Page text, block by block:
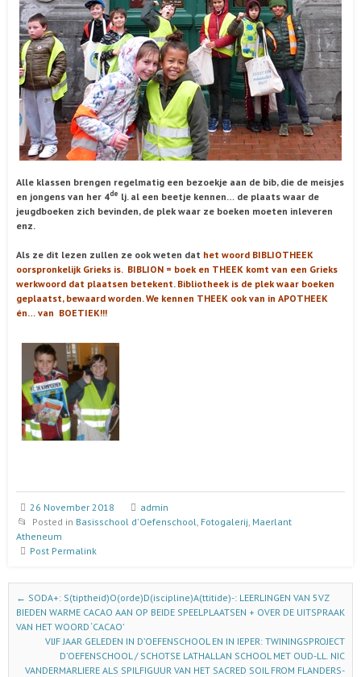
Alle klassen brengen regelmatig een bezoekje aan de bib, die de meisjes
en jongens van her 4de lj. al een beetje kennen… de plaats waar de
jeugdboeken zich bevinden, de plek waar ze boeken moeten inleveren
enz.
Als ze dit lezen zullen ze ook weten dat het woord BIBLIOTHEEK
oorspronkelijk Grieks is. BIBLION = boek en THEEK komt van een Grieks
werkwoord dat plaatsen betekent. Bibliotheek is de plek waar boeken
geplaatst, bewaard worden. We kennen THEEK ook van in APOTHEEK
én… van BOETIEK!!!
26 November 2018
admin
Posted in Basisschool d'Oefenschool Fotogalerij Maerlant
Atheneum
Post Permalink
Post navigation
← SODA+: S(tiptheid)O(orde)D(iscipline)A(ttitide)-: LEERLINGEN VAN 5VZ
BIEDEN WARME CACAO AAN OP BEIDE SPEELPLAATSEN + OVER DE UITSPRAAK
VAN HET WOORD ‘CACAO’
VIJF JAAR GELEDEN IN D’OEFENSCHOOL EN IN IEPER: TWININGSPROJECT
D’OEFENSCHOOL / SCHOTSE LATHALLAN SCHOOL MET OUD-LL. NIC
VANDERMARLIERE ALS SPILFIGUUR VAN HET SACRED SOIL FROM FLANDERS-